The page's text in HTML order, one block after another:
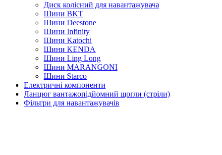
Диск колісний для навантажувача
Шини BKT
Шини Deestone
Шини Infinity
Шини Katochi
Шини KENDA
Шини Ling Long
Шини MARANGONI
Шини Starco
Електричні компоненти
Ланцюг вантажопідйомний щогли (стріли)
Фільтри для навантажувачів